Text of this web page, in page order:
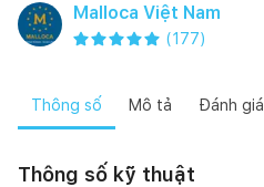
Malloca Việt Nam
(177)
Thông số Mô tả Đánh giá
Thông số kỹ thuật